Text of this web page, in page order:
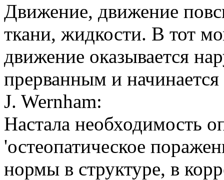
Движение, движение
ткани, жидкости. В тот
движение оказывается
прерванным и
J. Wernham:
Настала необходимость
'остеопатическое
нормы в структуре, в